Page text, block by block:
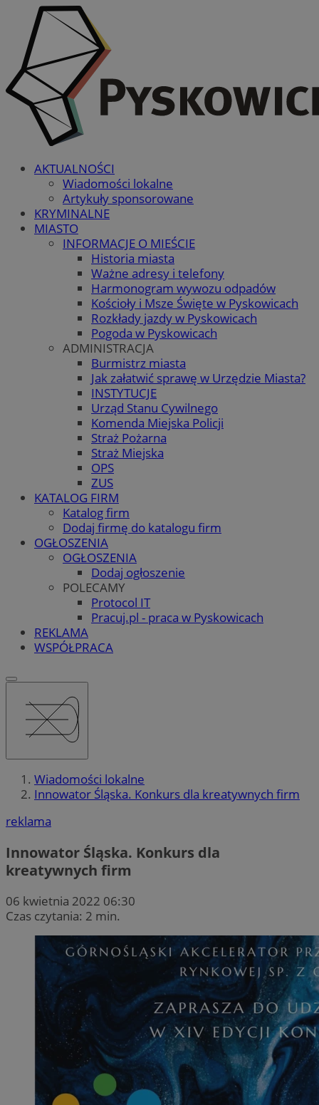
AKTUALNOŚCI
Wiadomości lokalne
Artykuły sponsorowane
KRYMINALNE
MIASTO
INFORMACJE O MIEŚCIE
Historia miasta
Ważne adresy i telefony
Harmonogram wywozu odpadów
Kościoły i Msze Święte w Pyskowicach
Rozkłady jazdy w Pyskowicach
Pogoda w Pyskowicach
ADMINISTRACJA
Burmistrz miasta
Jak załatwić sprawę w Urzędzie Miasta?
INSTYTUCJE
Urząd Stanu Cywilnego
Komenda Miejska Policji
Straż Pożarna
Straż Miejska
OPS
ZUS
KATALOG FIRM
Katalog firm
Dodaj firmę do katalogu firm
OGŁOSZENIA
OGŁOSZENIA
Dodaj ogłoszenie
POLECAMY
Protocol IT
Pracuj.pl - praca w Pyskowicach
REKLAMA
WSPÓŁPRACA
Wiadomości lokalne
Innowator Śląska. Konkurs dla kreatywnych firm
reklama
Innowator Śląska. Konkurs dla
kreatywnych firm
06 kwietnia 2022 06:30
Czas czytania: 2 min.